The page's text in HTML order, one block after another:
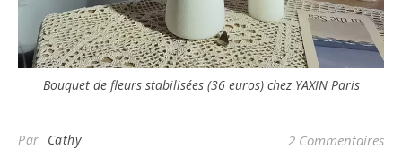
Bouquet de fleurs stabilisées (36 euros) chez YAXIN Paris
Par Cathy 2 Commentaires